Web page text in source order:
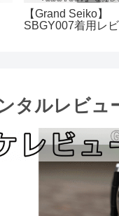
【Grand Seiko】
SBGY007着用レビ
タルレビュ